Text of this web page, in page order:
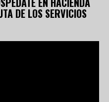
DE LOS SERVICIOS